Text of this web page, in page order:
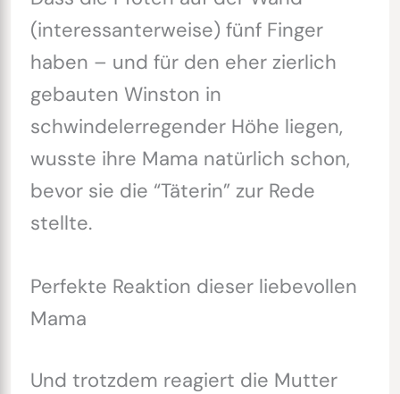
(interessanterweise) fünf Finger
haben – und für den eher zierlich
gebauten Winston in
schwindelerregender Höhe liegen,
wusste ihre Mama natürlich schon,
bevor sie die “Täterin” zur Rede
stellte.
Perfekte Reaktion dieser liebevollen
Mama
Und trotzdem reagiert die Mutter